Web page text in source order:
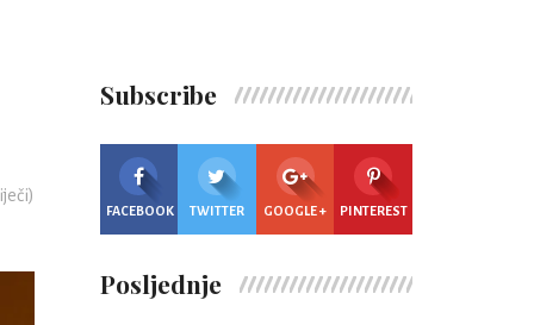
Subscribe
FACEBOOK TWITTER GOOGLE + PINTEREST
Posljednje